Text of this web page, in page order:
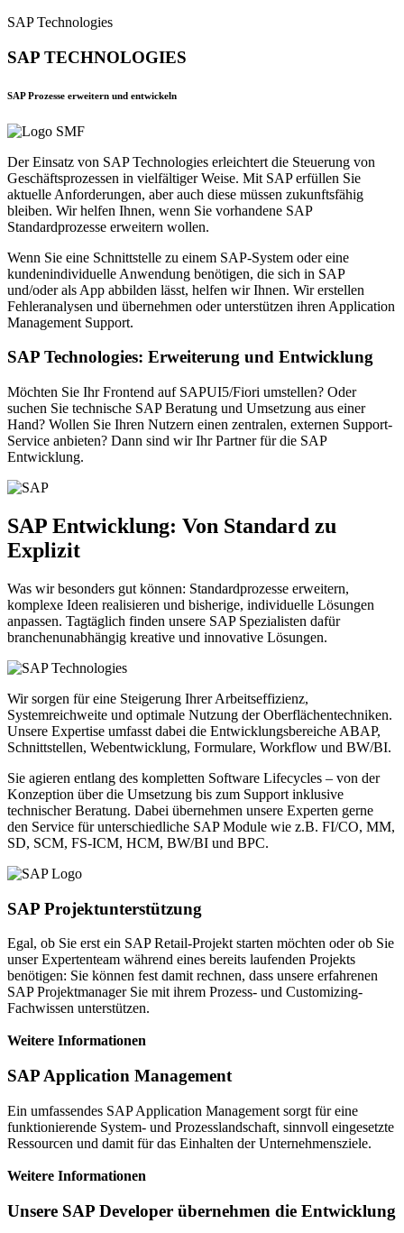
SAP Technologies
SAP TECHNOLOGIES
SAP Prozesse erweitern und entwickeln
Der Einsatz von SAP Technologies erleichtert die Steuerung von
Geschäftsprozessen in vielfältiger Weise. Mit SAP erfüllen Sie
aktuelle Anforderungen, aber auch diese müssen zukunftsfähig
bleiben. Wir helfen Ihnen, wenn Sie vorhandene SAP
Standardprozesse erweitern wollen.
Wenn Sie eine Schnittstelle zu einem SAP-System oder eine
kundenindividuelle Anwendung benötigen, die sich in SAP
und/oder als App abbilden lässt, helfen wir Ihnen. Wir erstellen
Fehleranalysen und übernehmen oder unterstützen ihren Application
Management Support.
SAP Technologies: Erweiterung und Entwicklung
Möchten Sie Ihr Frontend auf SAPUI5/Fiori umstellen? Oder
suchen Sie technische SAP Beratung und Umsetzung aus einer
Hand? Wollen Sie Ihren Nutzern einen zentralen, externen Support-
Service anbieten? Dann sind wir Ihr Partner für die SAP
Entwicklung.
SAP Entwicklung: Von Standard zu
Explizit
Was wir besonders gut können: Standardprozesse erweitern,
komplexe Ideen realisieren und bisherige, individuelle Lösungen
anpassen. Tagtäglich finden unsere SAP Spezialisten dafür
branchenunabhängig kreative und innovative Lösungen.
Wir sorgen für eine Steigerung Ihrer Arbeitseffizienz,
Systemreichweite und optimale Nutzung der Oberflächentechniken.
Unsere Expertise umfasst dabei die Entwicklungsbereiche ABAP,
Schnittstellen, Webentwicklung, Formulare, Workflow und BW/BI.
Sie agieren entlang des kompletten Software Lifecycles – von der
Konzeption über die Umsetzung bis zum Support inklusive
technischer Beratung. Dabei übernehmen unsere Experten gerne
den Service für unterschiedliche SAP Module wie z.B. FI/CO, MM,
SD, SCM, FS-ICM, HCM, BW/BI und BPC.
SAP Projektunterstützung
Egal, ob Sie erst ein SAP Retail-Projekt starten möchten oder ob Sie
unser Expertenteam während eines bereits laufenden Projekts
benötigen: Sie können fest damit rechnen, dass unsere erfahrenen
SAP Projektmanager Sie mit ihrem Prozess- und Customizing-
Fachwissen unterstützen.
Weitere Informationen
SAP Application Management
Ein umfassendes SAP Application Management sorgt für eine
funktionierende System- und Prozesslandschaft, sinnvoll eingesetzte
Ressourcen und damit für das Einhalten der Unternehmensziele.
Weitere Informationen
Unsere SAP Developer übernehmen die Entwicklung